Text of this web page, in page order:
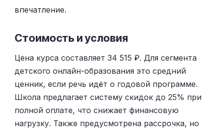
впечатление.
Стоимость и условия
Цена курса составляет 34 515 ₽. Для сегмента
детского онлайн-образования это средний
ценник, если речь идёт о годовой программе.
Школа предлагает систему скидок до 25% при
полной оплате, что снижает финансовую
нагрузку. Также предусмотрена рассрочка, но